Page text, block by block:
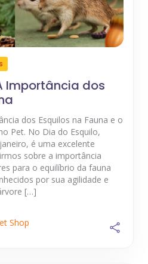
Importância dos
dos Esquilos na Fauna e o
Pet. No Dia do Esquilo,
é uma excelente
sobre a importância
para o equilíbrio da fauna
por sua agilidade e
[…]
Shop